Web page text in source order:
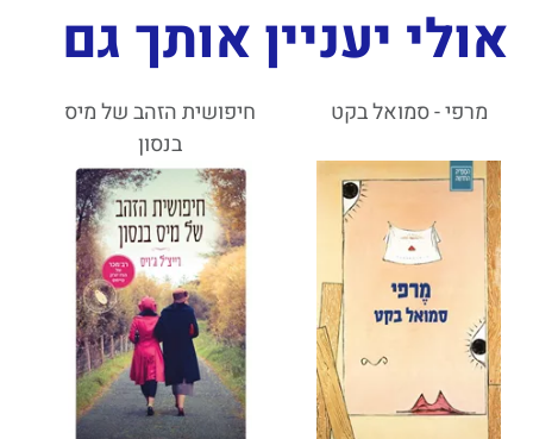
אולי יעניין אותך גם
מרפי - סמואל בקט
חיפושית הזהב של מיס
בנסון